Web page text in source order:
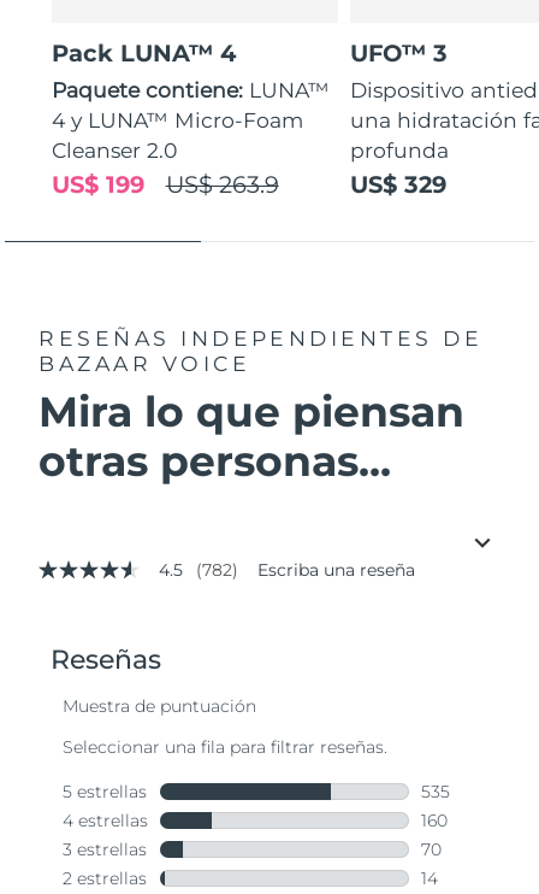
Pack LUNA™ 4
Paquete contiene: LUNA™
4 y LUNA™ Micro-Foam
Cleanser 2.0
US$ 263.9
US$ 199
UFO™ 3
Dispositivo
una hidratación
profunda
US$ 329
RESEÑAS INDEPENDIENTES
DE
BAZAAR VOICE
Mira lo que piensan
otras personas...
4.5
valor
medio
valoración.
782
Enlace
misma
página.
4.5 (782) Escriba una reseña